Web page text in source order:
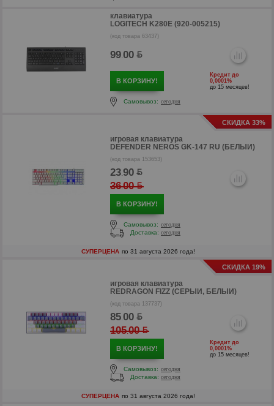
р
клавиатура
LOGITECH K280E (920-005215)
(код товара 63437)
99.00
В КОРЗИНУ!
Кредит до
0,0001%
до 15 месяцев!
Самовывоз: сегодня
СКИДКА 33%
игровая клавиатура
DEFENDER NEROS GK-147 RU (БЕЛЫЙ)
(код товара 153653)
23.90
36.00
В КОРЗИНУ!
Самовывоз: сегодня
Доставка: сегодня
СУПЕРЦЕНА по 31 августа 2026 года!
СКИДКА 19%
игровая клавиатура
REDRAGON FIZZ (СЕРЫЙ, БЕЛЫЙ)
(код товара 137737)
85.00
105.00
В КОРЗИНУ!
Кредит до
0,0001%
до 15 месяцев!
Самовывоз: сегодня
Доставка: сегодня
СУПЕРЦЕНА по 31 августа 2026 года!